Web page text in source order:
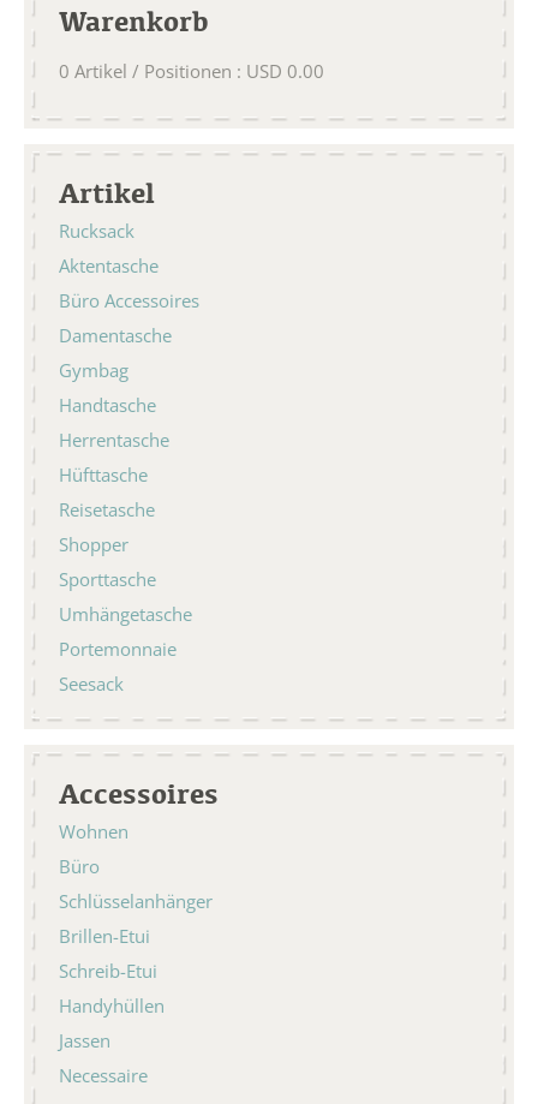
Warenkorb
0 Artikel / Positionen : USD 0.00
Artikel
Rucksack
Aktentasche
Büro Accessoires
Damentasche
Gymbag
Handtasche
Herrentasche
Hüfttasche
Reisetasche
Shopper
Sporttasche
Umhängetasche
Portemonnaie
Seesack
Accessoires
Wohnen
Büro
Schlüsselanhänger
Brillen-Etui
Schreib-Etui
Handyhüllen
Jassen
Necessaire